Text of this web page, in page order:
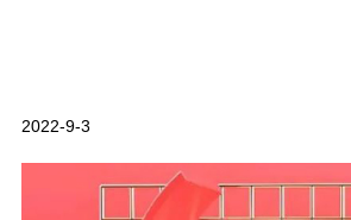
2022-9-3